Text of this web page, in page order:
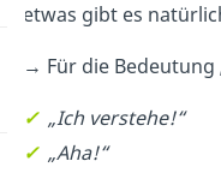
etwas gibt es
→ Für die Bedeutung
✓ „Ich verstehe!“
✓ „Aha!“